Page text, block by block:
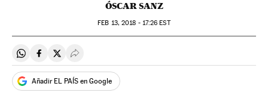
ÓSCAR SANZ
FEB 13, 2018 - 17:26 EST
Compartir en Whatsapp
Compartir en Facebook
Compartir en Twitter
Desplegar Redes Sociales
Añadir EL PAÍS en Google